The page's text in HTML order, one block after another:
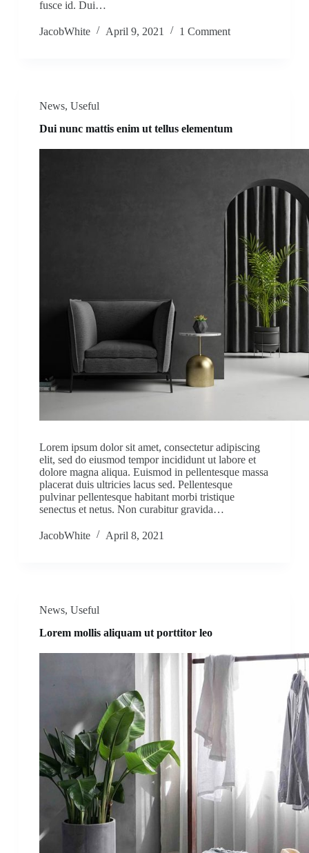
fusce id. Dui…
JacobWhite April 9, 2021 1 Comment
News, Useful
Dui nunc mattis enim ut tellus elementum
Lorem ipsum dolor sit amet, consectetur adipiscing
elit, sed do eiusmod tempor incididunt ut labore et
dolore magna aliqua. Euismod in pellentesque massa
placerat duis ultricies lacus sed. Pellentesque
pulvinar pellentesque habitant morbi tristique
senectus et netus. Non curabitur gravida…
JacobWhite April 8, 2021
News, Useful
Lorem mollis aliquam ut porttitor leo